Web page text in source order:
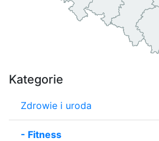
Kategorie
Zdrowie i uroda
- Fitness